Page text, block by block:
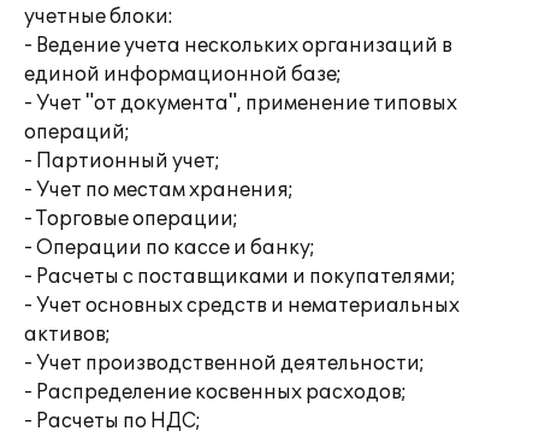
учетные блоки:
- Ведение учета нескольких организаций в
единой информационной базе;
- Учет "от документа", применение типовых
операций;
- Партионный учет;
- Учет по местам хранения;
- Торговые операции;
- Операции по кассе и банку;
- Расчеты с поставщиками и покупателями;
- Учет основных средств и нематериальных
активов;
- Учет производственной деятельности;
- Распределение косвенных расходов;
- Расчеты по НДС;